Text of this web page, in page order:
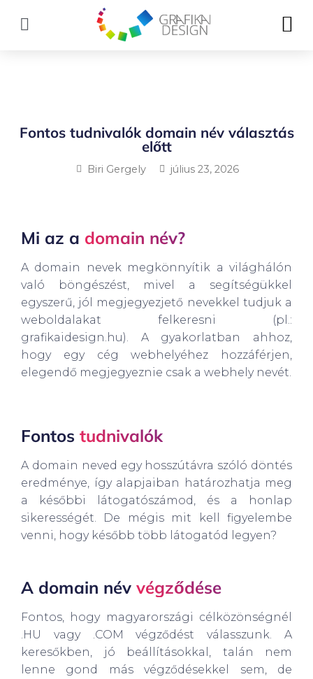
Fontos tudnivalók domain név választás
előtt
Biri Gergely július 23, 2026
Mi az a domain név?
A domain nevek megkönnyítik a világhálón
való böngészést, mivel a segítségükkel
egyszerű, jól megjegyezjető nevekkel tudjuk a
weboldalakat felkeresni (pl.:
grafikaidesign.hu). A gyakorlatban ahhoz,
hogy egy cég webhelyéhez hozzáférjen,
elegendő megjegyeznie csak a webhely nevét.
Fontos tudnivalók
A domain neved egy hosszútávra szóló döntés
eredménye, így alapjaiban határozhatja meg
a későbbi látogatószámod, és a honlap
sikerességét. De mégis mit kell figyelembe
venni, hogy később több látogatód legyen?
A domain név végződése
Fontos, hogy magyarországi célközönségnél
.HU vagy .COM végződést válasszunk. A
keresőkben, jó beállításokkal, talán nem
lenne gond más végződésekkel sem, de